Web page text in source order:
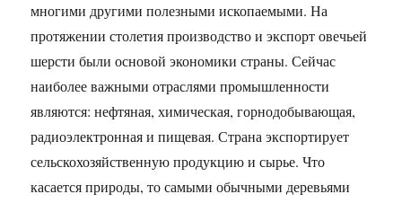
многими другими полезными ископаемыми. На
протяжении столетия производство и экспорт овечьей
шерсти были основой экономики страны. Сейчас
наиболее важными отраслями промышленности
являются: нефтяная, химическая, горнодобывающая,
радиоэлектронная и пищевая. Страна экспортирует
сельскохозяйственную продукцию и сырье. Что
касается природы, то самыми обычными деревьями